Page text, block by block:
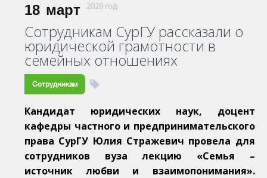
18 март 2026 год
Сотрудникам СурГУ рассказали о
юридической грамотности в
семейных отношениях
Сотрудникам
Кандидат юридических наук, доцент
кафедры частного и предпринимательского
права СурГУ Юлия Стражевич провела для
сотрудников вуза лекцию «Семья –
источник любви и взаимопонимания».